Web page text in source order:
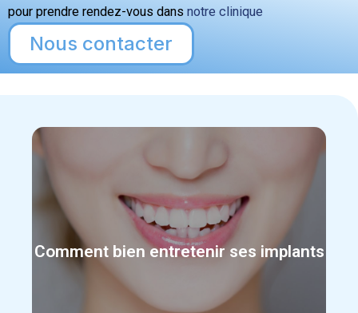
pour prendre rendez-vous dans notre clinique
Nous contacter
Comment bien entretenir ses implants
dents matin et soir, en insistant sur la jonction
entre l'implant et la gencive, et d'utiliser des
brossettes interdentaires ou un jet dentaire au
moins une fois par jour. Des visites régulières
chez le dentiste, avec des contrôles
radiographiques et des nettoyages
professionnels, sont recommandées pour